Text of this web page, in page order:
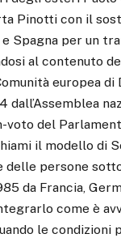
Pinotti con il
e Spagna per un
al contenuto
europea di
dall’Assemblea
voto del
il modello di
delle persone
da Francia,
come è
le condizioni